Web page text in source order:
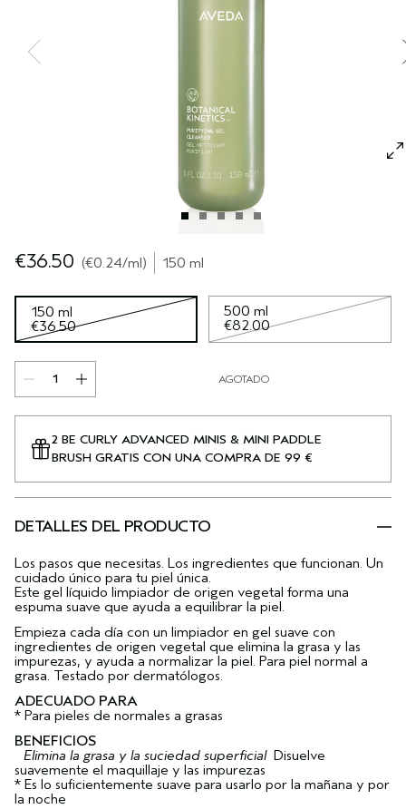
CUERO CABELLUDO SENSIBLE
PURE ABUNDANCE
TODAS LAS COLECCIONES
€36.50 €0.24/ml 150 ml
150 ml
€36.50
500 ml
€82.00
AGOTADO
2 BE CURLY ADVANCED MINIS & MINI PADDLE
BRUSH GRATIS CON UNA COMPRA DE 99 €
DETALLES DEL PRODUCTO
Los pasos que necesitas. Los ingredientes que funcionan. Un
cuidado único para tu piel única.
Este gel líquido limpiador de origen vegetal forma una
espuma suave que ayuda a equilibrar la piel.
Empieza cada día con un limpiador en gel suave con
ingredientes de origen vegetal que elimina la grasa y las
impurezas, y ayuda a normalizar la piel. Para piel normal a
grasa. Testado por dermatólogos.
ADECUADO PARA
* Para pieles de normales a grasas
BENEFICIOS
Elimina la grasa y la suciedad superficial Disuelve
suavemente el maquillaje y las impurezas
* Es lo suficientemente suave para usarlo por la mañana y por
la noche